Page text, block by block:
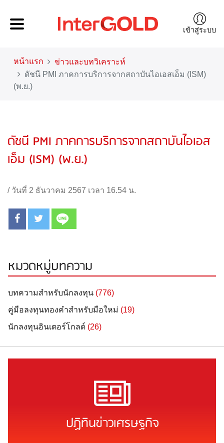
เข้าสู่ระบบ
หน้าแรก
ข่าวและบทวิเคราะห์
ดัชนี PMI ภาคการบริการจากสถาบันไอเอสเอ็ม (ISM)
(พ.ย.)
ดัชนี PMI ภาคการบริการจากสถาบันไอเอส
เอ็ม (ISM) (พ.ย.)
/ วันที่ 2 ธันวาคม 2567 เวลา 16.54 น.
หมวดหมู่บทความ
บทความสำหรับนักลงทุน (776)
คู่มือลงทุนทองคำสำหรับมือใหม่ (19)
นักลงทุนอินเตอร์โกลด์ (26)
ปฏิทินข่าวเศรษฐกิจ